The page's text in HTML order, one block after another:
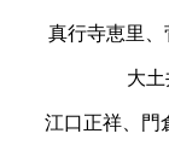
真行寺恵里、
大土
江口正祥、門